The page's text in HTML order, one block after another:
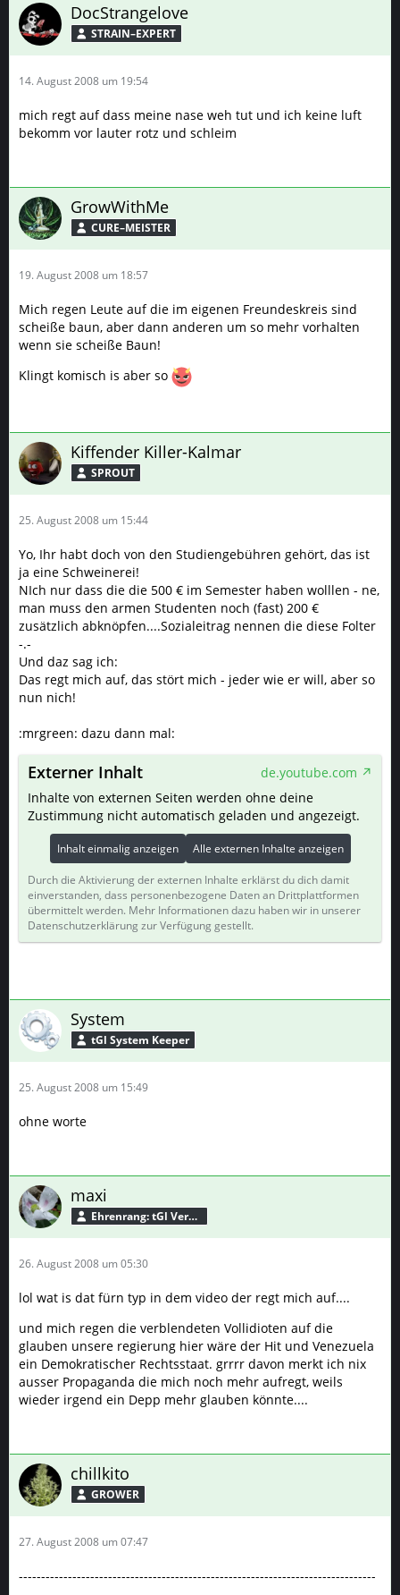
DocStrangelove
STRAIN–EXPERT
14. August 2008 um 19:54
mich regt auf dass meine nase weh tut und ich keine luft
bekomm vor lauter rotz und schleim
GrowWithMe
CURE–MEISTER
19. August 2008 um 18:57
Mich regen Leute auf die im eigenen Freundeskreis sind
scheiße baun, aber dann anderen um so mehr vorhalten
wenn sie scheiße Baun!
Klingt komisch is aber so
Kiffender Killer-Kalmar
SPROUT
25. August 2008 um 15:44
Yo, Ihr habt doch von den Studiengebühren gehört, das ist
ja eine Schweinerei!
NIch nur dass die die 500 € im Semester haben wolllen - ne,
man muss den armen Studenten noch (fast) 200 €
zusätzlich abknöpfen....Sozialeitrag nennen die diese Folter
-.-
Und daz sag ich:
Das regt mich auf, das stört mich - jeder wie er will, aber so
nun nich!
:mrgreen: dazu dann mal:
Externer Inhalt
de.youtube.com
Inhalte von externen Seiten werden ohne deine
Zustimmung nicht automatisch geladen und angezeigt.
Inhalt einmalig anzeigen Alle externen Inhalte anzeigen
Durch die Aktivierung der externen Inhalte erklärst du dich damit
einverstanden, dass personenbezogene Daten an Drittplattformen
übermittelt werden. Mehr Informationen dazu haben wir in unserer
Datenschutzerklärung zur Verfügung gestellt.
System
tGl System Keeper
25. August 2008 um 15:49
ohne worte
maxi
Ehrenrang: tGl Verbündeter
26. August 2008 um 05:30
lol wat is dat fürn typ in dem video der regt mich auf....
und mich regen die verblendeten Vollidioten auf die
glauben unsere regierung hier wäre der Hit und Venezuela
ein Demokratischer Rechtsstaat. grrrr davon merkt ich nix
ausser Propaganda die mich noch mehr aufregt, weils
wieder irgend ein Depp mehr glauben könnte....
chillkito
GROWER
27. August 2008 um 07:47
--------------------------------------------------------------------------------